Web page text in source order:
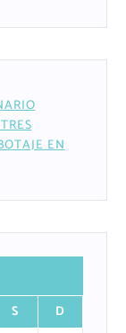
EN
S
D